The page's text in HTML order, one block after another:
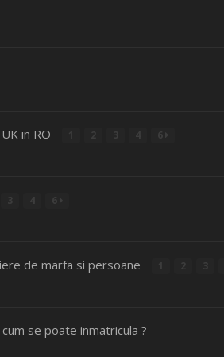
in RO
de marfa si persoane
se poate inmatricula ?